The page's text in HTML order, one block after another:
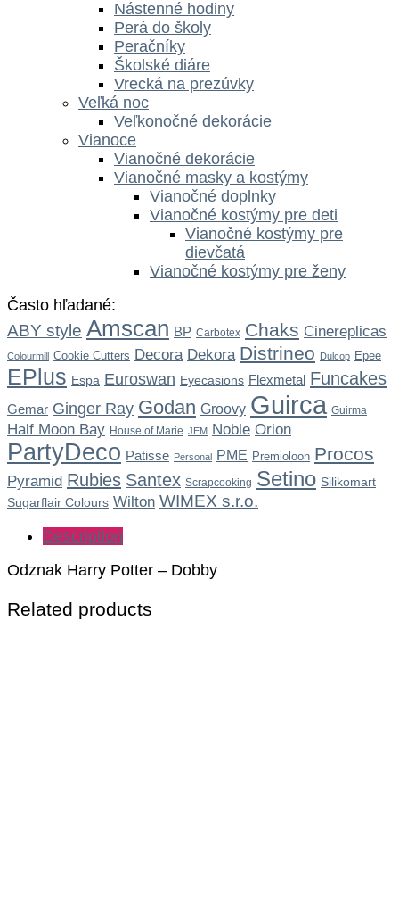
Nástenné hodiny
Perá do školy
Peračníky
Školské diáre
Vrecká na prezúvky
Veľká noc
Veľkonočné dekorácie
Vianoce
Vianočné dekorácie
Vianočné masky a kostýmy
Vianočné doplnky
Vianočné kostýmy pre deti
Vianočné kostýmy pre
dievčatá
Vianočné kostýmy pre ženy
Často hľadané:
ABY style Amscan BP Carbotex Chaks Cinereplicas
Colourmill Cookie Cutters Decora Dekora Distrineo Dulcop Epee
EPlus Espa Euroswan Eyecasions Flexmetal Funcakes
Gemar Ginger Ray Godan Groovy Guirca Guirma
Half Moon Bay House of Marie JEM Noble Orion
PartyDeco Patisse Personal PME Premioloon Procos
Pyramid Rubies Santex Scrapcooking Setino Silikomart
Sugarflair Colours Wilton WIMEX s.r.o.
Description
Odznak Harry Potter – Dobby
Related products